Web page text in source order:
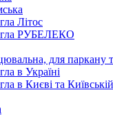
Літос
РУБЕЛЕКО
для паркану
в Україні
в Києві та Київській